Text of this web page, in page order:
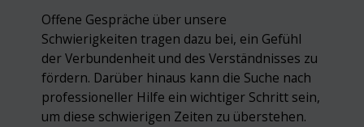
Offene Gespräche über unsere
Schwierigkeiten tragen dazu bei, ein Gefühl
der Verbundenheit und des Verständnisses zu
fördern. Darüber hinaus kann die Suche nach
professioneller Hilfe ein wichtiger Schritt sein,
um diese schwierigen Zeiten zu überstehen.